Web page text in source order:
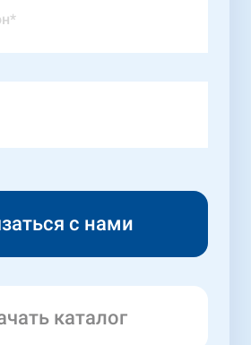
каталог